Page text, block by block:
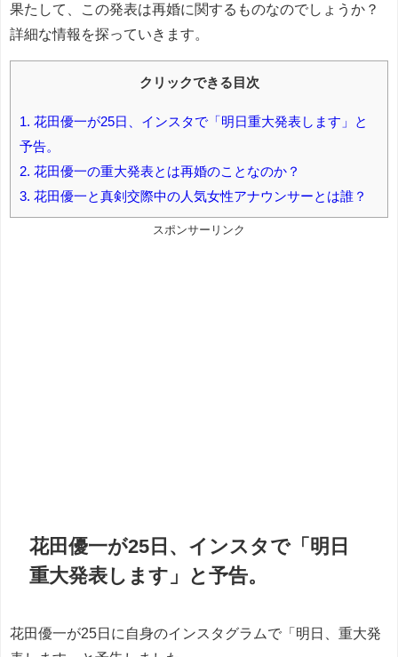
果たして、この発表は再婚に関するものなのでしょうか？
詳細な情報を探っていきます。
クリックできる目次
1.
花田優一が25日、インスタで「明日重大発表します」と
予告。
2. 花田優一の重大発表とは再婚のことなのか？
3. 花田優一と真剣交際中の人気女性アナウンサーとは誰？
スポンサーリンク
花田優一が25日、インスタで「明日
重大発表します」と予告。
花田優一が25日に自身のインスタグラムで「明日、重大発